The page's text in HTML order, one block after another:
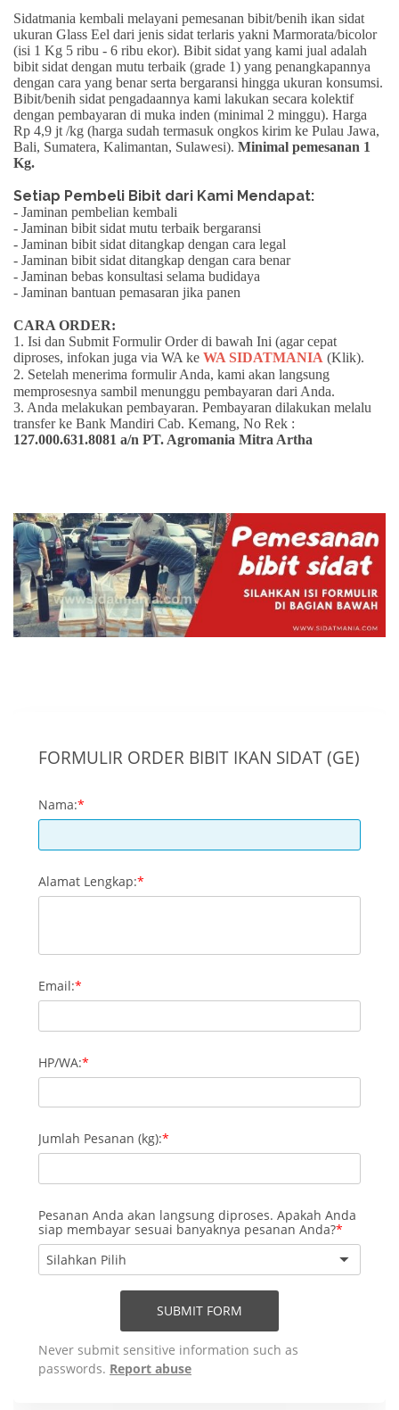
Sidatmania kembali melayani pemesanan bibit/benih ikan sidat
ukuran Glass Eel dari jenis sidat terlaris yakni Marmorata/bicolor
(isi 1 Kg 5 ribu - 6 ribu ekor). Bibit sidat yang kami jual adalah
bibit sidat dengan mutu terbaik (grade 1) yang penangkapannya
dengan cara yang benar serta bergaransi hingga ukuran konsumsi.
Bibit/benih sidat pengadaannya kami lakukan secara kolektif
dengan pembayaran di muka inden (minimal 2 minggu). Harga
Rp 4,9 jt /kg (harga sudah termasuk ongkos kirim ke Pulau Jawa,
Bali, Sumatera, Kalimantan, Sulawesi). Minimal pemesanan 1
Kg.
Setiap Pembeli Bibit dari Kami Mendapat:
- Jaminan pembelian kembali
- Jaminan bibit sidat mutu terbaik bergaransi
- Jaminan bibit sidat ditangkap dengan cara legal
- Jaminan bibit sidat ditangkap dengan cara benar
- Jaminan bebas konsultasi selama budidaya
- Jaminan bantuan pemasaran jika panen
CARA ORDER:
1. Isi dan Submit Formulir Order di bawah Ini (agar cepat
diproses, infokan juga via WA ke WA SIDATMANIA (Klik).
2. Setelah menerima formulir Anda, kami akan langsung
memprosesnya sambil menunggu pembayaran dari Anda.
3. Anda melakukan pembayaran. Pembayaran dilakukan melalu
transfer ke Bank Mandiri Cab. Kemang, No Rek :
127.000.631.8081 a/n PT. Agromania Mitra Artha